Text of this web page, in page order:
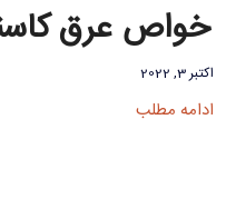
خواص عرق
اکتبر 3, 2022
ادامه مطلب